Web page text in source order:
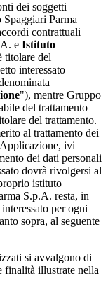
dei soggetti
Parma
contrattuali
e Istituto
titolare del
interessato
"), mentre Gruppo
del trattamento
del trattamento.
al trattamento dei
ivi
dei dati personali
dovrà rivolgersi al
istituto
S.p.A. resta, in
per ogni
sopra, al seguente
si avvalgono di
finalità illustrate nella